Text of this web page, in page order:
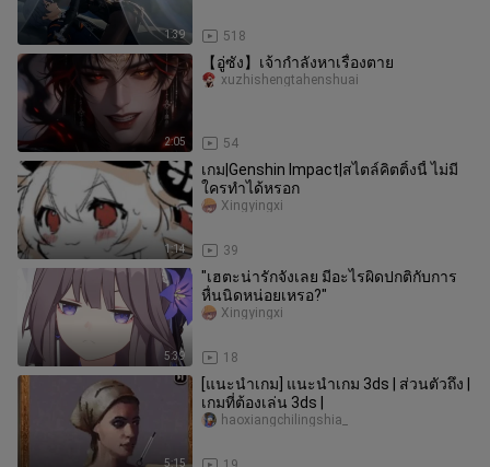
1:39 518
2:05
【อู่ซัง】เจ้ากำลังหาเรื่องตาย
54
xuzhishengtahenshuai
1:14
เกม|Genshin Impact|สไตล์คิตติ้งนี้ ไม่มี
ใครทำได้หรอก
39
Xingyingxi
5:39
"เฮตะน่ารักจังเลย มีอะไรผิดปกติกับการ
หื่นนิดหน่อยเหรอ?"
18
Xingyingxi
5:15
[แนะนำเกม] แนะนำเกม 3ds | ส่วนตัวถึง |
เกมที่ต้องเล่น 3ds |
haoxiangchilingshia_